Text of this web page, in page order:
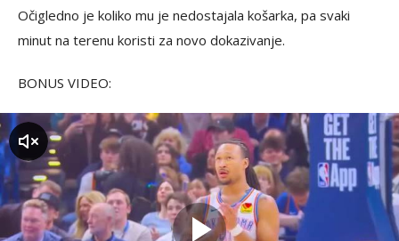
Očigledno je koliko mu je nedostajala košarka, pa svaki
minut na terenu koristi za novo dokazivanje.
BONUS VIDEO: